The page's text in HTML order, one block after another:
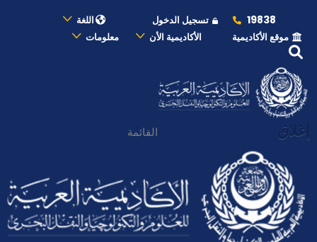
19838 تسجيل الدخول
اللغة
موقع الأكاديمية
الأكاديمية الأن معلومات
إغلاق القائمة